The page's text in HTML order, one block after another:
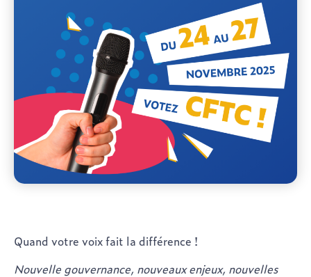
Quand votre voix fait la différence !
Nouvelle gouvernance, nouveaux enjeux, nouvelles